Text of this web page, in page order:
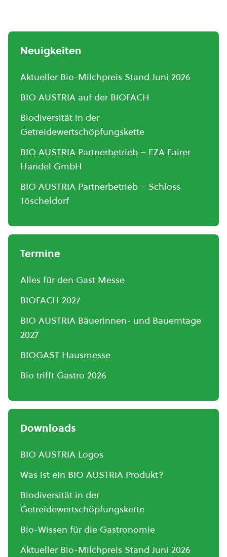
Neuigkeiten
Aktueller Bio-Milchpreis Stand Juni 2026
BIO AUSTRIA auf der BIOFACH
Biodiversität in der
Getreidewertschöpfungskette
BIO AUSTRIA Partnerbetrieb – EZA Fairer
Handel GmbH
BIO AUSTRIA Partnerbetrieb – Schloss
Töscheldorf
Termine
Alles für den Gast Messe
BIOFACH 2027
BIO AUSTRIA Bäuerinnen- und Bauerntage
2027
BIOGAST Hausmesse
Bio trifft Gastro 2026
Downloads
BIO AUSTRIA Logos
Was ist ein BIO AUSTRIA Produkt?
Biodiversität in der
Getreidewertschöpfungskette
Bio-Wissen für die Gastronomie
Aktueller Bio-Milchpreis Stand Juni 2026